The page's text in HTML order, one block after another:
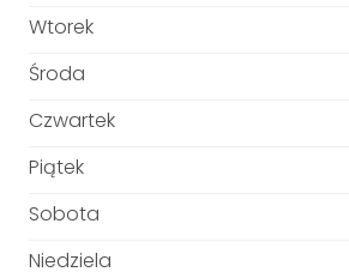
Wtorek
Środa
Czwartek
Piątek
Sobota
Niedziela